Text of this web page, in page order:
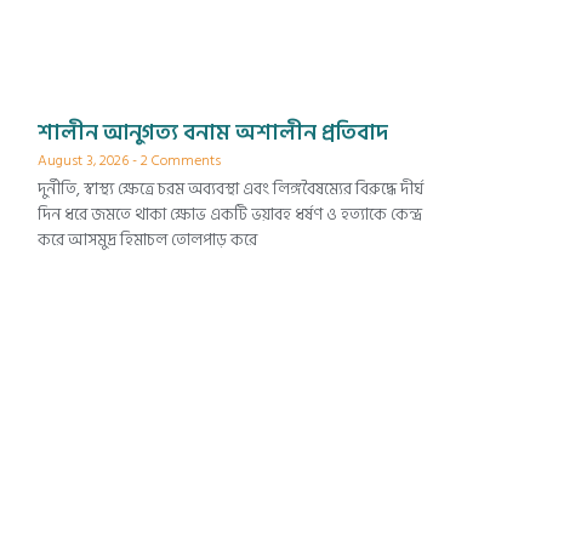
শালীন আনুগত্য বনাম অশালীন প্রতিবাদ
August 3, 2026 2 Comments
দুর্নীতি, স্বাস্থ্য ক্ষেত্রে চরম অব্যবস্থা এবং লিঙ্গবৈষম্যের বিরুদ্ধে দীর্ঘ
দিন ধরে জমতে থাকা ক্ষোভ একটি ভয়াবহ ধর্ষণ ও হত্যাকে কেন্দ্র
করে আসমুদ্র হিমাচল তোলপাড় করে